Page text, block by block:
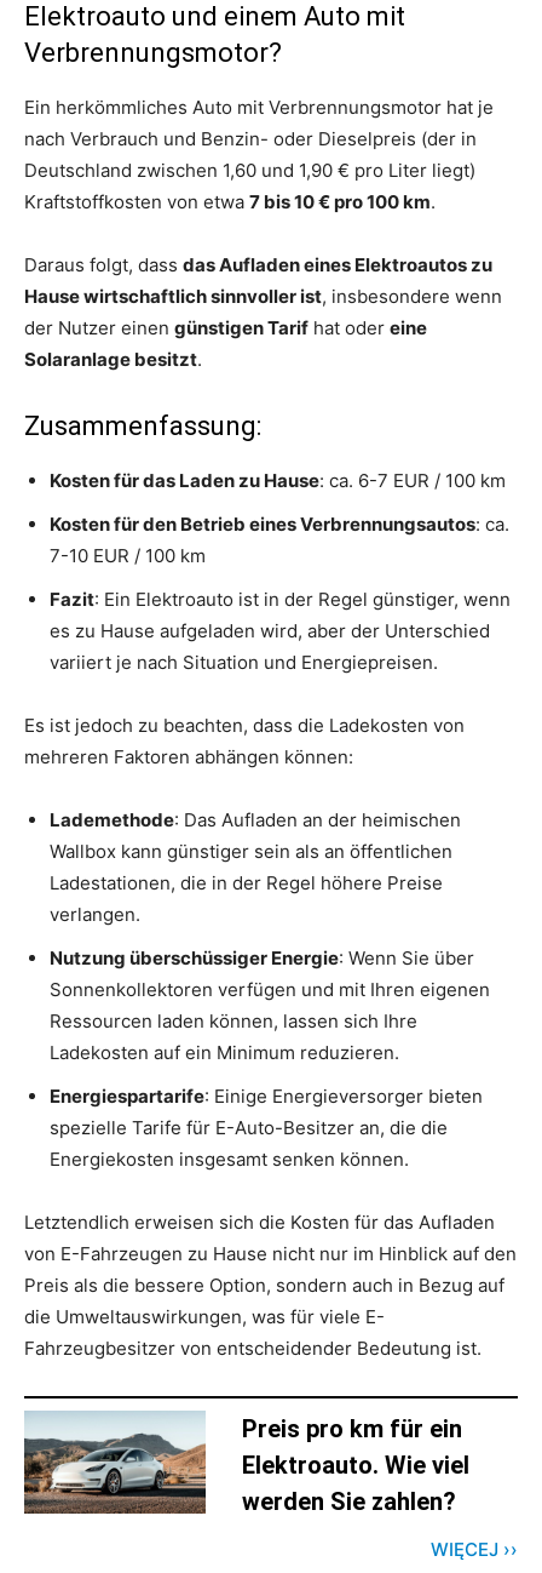
Elektroauto und einem Auto mit
Verbrennungsmotor?
Ein herkömmliches Auto mit Verbrennungsmotor hat je
nach Verbrauch und Benzin- oder Dieselpreis (der in
Deutschland zwischen 1,60 und 1,90 € pro Liter liegt)
Kraftstoffkosten von etwa 7 bis 10 € pro 100 km.
Daraus folgt, dass das Aufladen eines Elektroautos zu
Hause wirtschaftlich sinnvoller ist, insbesondere wenn
der Nutzer einen günstigen Tarif hat oder eine
Solaranlage besitzt.
Zusammenfassung:
Kosten für das Laden zu Hause: ca. 6-7 EUR / 100 km
Kosten für den Betrieb eines Verbrennungsautos: ca.
7-10 EUR / 100 km
Fazit: Ein Elektroauto ist in der Regel günstiger, wenn
es zu Hause aufgeladen wird, aber der Unterschied
variiert je nach Situation und Energiepreisen.
Es ist jedoch zu beachten, dass die Ladekosten von
mehreren Faktoren abhängen können:
Lademethode: Das Aufladen an der heimischen
Wallbox kann günstiger sein als an öffentlichen
Ladestationen, die in der Regel höhere Preise
verlangen.
Nutzung überschüssiger Energie: Wenn Sie über
Sonnenkollektoren verfügen und mit Ihren eigenen
Ressourcen laden können, lassen sich Ihre
Ladekosten auf ein Minimum reduzieren.
Energiespartarife: Einige Energieversorger bieten
spezielle Tarife für E-Auto-Besitzer an, die die
Energiekosten insgesamt senken können.
Letztendlich erweisen sich die Kosten für das Aufladen
von E-Fahrzeugen zu Hause nicht nur im Hinblick auf den
Preis als die bessere Option, sondern auch in Bezug auf
die Umweltauswirkungen, was für viele E-
Fahrzeugbesitzer von entscheidender Bedeutung ist.
Preis pro km für ein
Elektroauto. Wie viel
werden Sie zahlen?
WIĘCEJ ››